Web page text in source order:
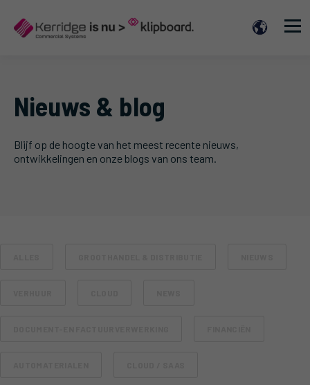
Nieuws & blog
Blijf op de hoogte van het meest recente nieuws,
ontwikkelingen en onze blogs van ons team.